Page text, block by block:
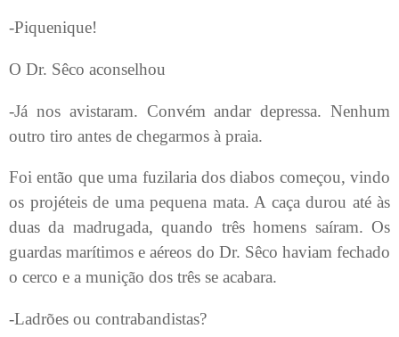
-Piquenique!
O Dr. Sêco aconselhou
-Já nos avistaram. Convém andar depressa. Nenhum
outro tiro antes de chegarmos à praia.
Foi então que uma fuzilaria dos diabos começou, vindo
os projéteis de uma pequena mata. A caça durou até às
duas da madrugada, quando três homens saíram. Os
guardas marítimos e aéreos do Dr. Sêco haviam fechado
o cerco e a munição dos três se acabara.
-Ladrões ou contrabandistas?